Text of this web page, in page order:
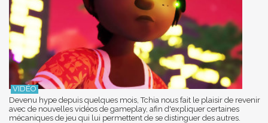
Devenu hype depuis quelques mois, Tchia nous fait le plaisir de revenir
avec de nouvelles vidéos de gameplay, afin d'expliquer certaines
mécaniques de jeu qui lui permettent de se distinguer des autres.